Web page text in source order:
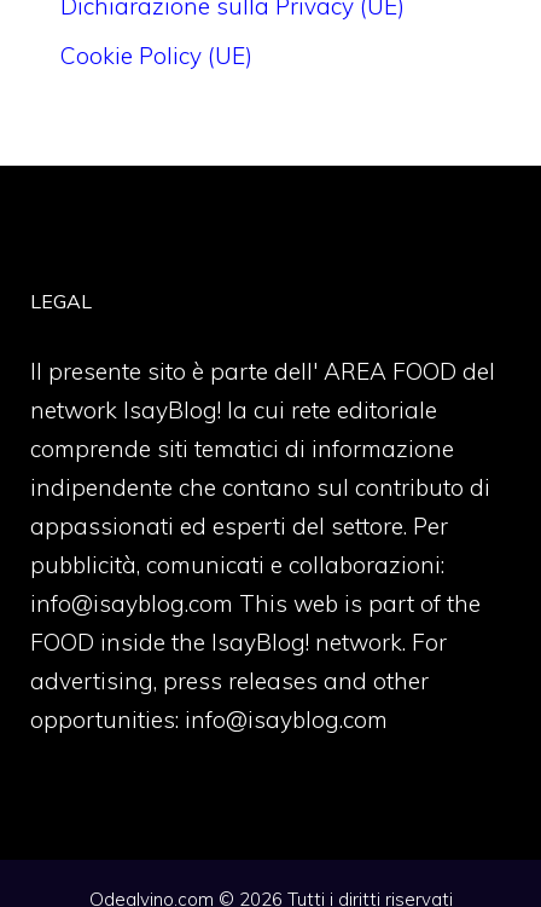
Cookie Policy (UE)
LEGAL
Il presente sito è parte dell' AREA FOOD del
network IsayBlog! la cui rete editoriale
comprende siti tematici di informazione
indipendente che contano sul contributo di
appassionati ed esperti del settore. Per
pubblicità, comunicati e collaborazioni:
info@isayblog.com This web is part of the
FOOD inside the IsayBlog! network. For
advertising, press releases and other
opportunities: info@isayblog.com
Odealvino.com © 2026 Tutti i diritti riservati